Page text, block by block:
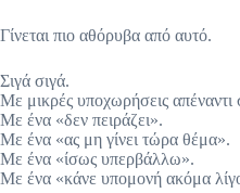
Γίνεται πιο αθόρυβα από αυτό.
Σιγά σιγά.
Με μικρές υποχωρήσεις απέναντι
Με ένα «δεν πειράζει».
Με ένα «ας μη γίνει τώρα θέμα».
Με ένα «ίσως υπερβάλλω».
Με ένα «κάνε υπομονή ακόμα